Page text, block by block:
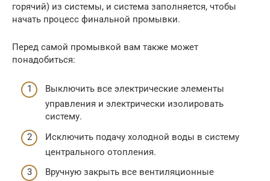
горячий) из системы, и система заполняется, чтобы
начать процесс финальной промывки.
Перед самой промывкой вам также может
понадобиться:
Выключить все электрические элементы
управления и электрически изолировать
систему.
Исключить подачу холодной воды в систему
центрального отопления.
Вручную закрыть все вентиляционные